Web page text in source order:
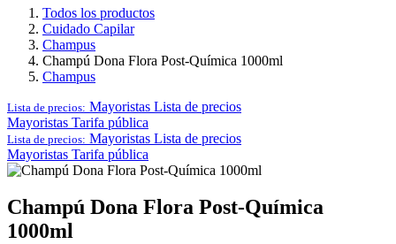
Todos los productos
Cuidado Capilar
Champus
Champú Dona Flora Post-Química 1000ml
Champus
Lista de precios: Mayoristas Lista de precios
Mayoristas Tarifa pública
Lista de precios: Mayoristas Lista de precios
Mayoristas Tarifa pública
Champú Dona Flora Post-Química
1000ml